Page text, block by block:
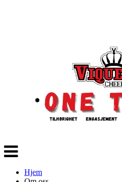
Veksle
navigasjon
Hjem